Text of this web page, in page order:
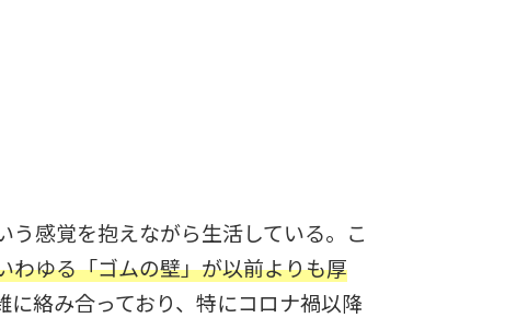
感覚を抱えながら生活している。こ
わゆる「ゴムの壁」が以前よりも厚
絡み合っており、特にコロナ禍以降